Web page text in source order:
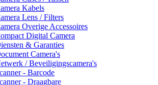
Kabels
Lens / Filters
Overige Accessoires
Digital Camera
& Garanties
Camera's
/ Beveiligingscamera's
- Barcode
- Draagbare